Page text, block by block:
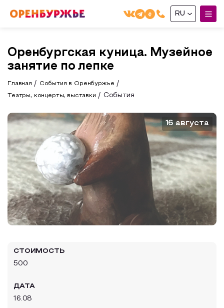
О регионе
Фотобанк
Маршруты от туроператоров
Промышленный туризм
Пешеходный туризм
Сельский туризм
Аудио маршруты
Автотуризм
Все маршруты
ГДЕ ПОЕСТЬ
ГДЕ ОСТАНОВИТЬСЯ
СУВЕНИРЫ
НАЦИОНАЛЬНЫЙ ТУРИСТСКИЙ МАРШРУТ
RU
Русский(RU)
Оренбургская куница. Музейное
занятие по лепке
Главная События в Оренбуржье
Театры, концерты, выставки События
16 августа
СТОИМОСТЬ
500
ДАТА
16.08